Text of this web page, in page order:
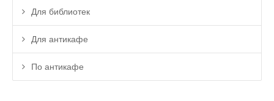
Для библиотек
Для антикафе
По антикафе